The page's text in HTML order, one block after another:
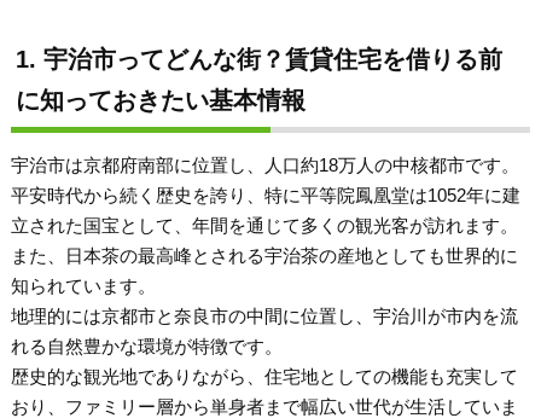
1. 宇治市ってどんな街？賃貸住宅を借りる前
に知っておきたい基本情報
宇治市は京都府南部に位置し、人口約18万人の中核都市です。
平安時代から続く歴史を誇り、特に平等院鳳凰堂は1052年に建
立された国宝として、年間を通じて多くの観光客が訪れます。
また、日本茶の最高峰とされる宇治茶の産地としても世界的に
知られています。
地理的には京都市と奈良市の中間に位置し、宇治川が市内を流
れる自然豊かな環境が特徴です。
歴史的な観光地でありながら、住宅地としての機能も充実して
おり、ファミリー層から単身者まで幅広い世代が生活していま